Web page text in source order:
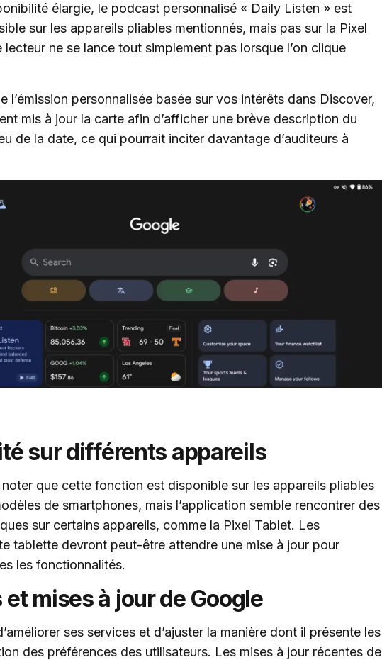
élargie, le podcast personnalisé « Daily Listen » est
sur les appareils pliables mentionnés, mais pas sur la Pixel
lecteur ne se lance tout simplement pas lorsque l’on clique
l’émission personnalisée basée sur vos intérêts dans Discover,
mis à jour la carte afin d’afficher une brève description du
de la date, ce qui pourrait inciter davantage d’auditeurs à
sur différents appareils
que cette fonction est disponible sur les appareils pliables
de smartphones, mais l’application semble rencontrer des
sur certains appareils, comme la Pixel Tablet. Les
tablette devront peut-être attendre une mise à jour pour
les fonctionnalités.
mises à jour de Google
ses services et d’ajuster la manière dont il présente les
des préférences des utilisateurs. Les mises à jour récentes de